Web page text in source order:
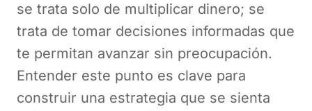
se trata solo de multiplicar dinero; se
trata de tomar decisiones informadas que
te permitan avanzar sin preocupación.
Entender este punto es clave para
construir una estrategia que se sienta